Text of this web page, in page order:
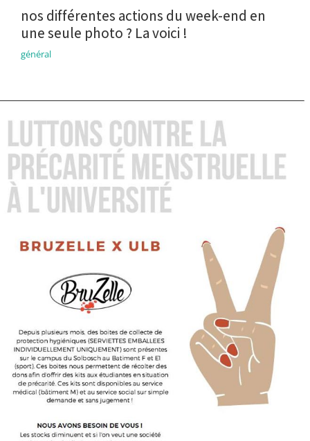
nos différentes actions du week-end en
une seule photo ? La voici !
général